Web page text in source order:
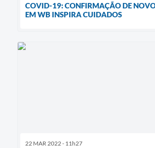
COVID-19: CONFIRMAÇÃO DE
EM WB INSPIRA CUIDADOS
22 MAR 2022 - 11h27